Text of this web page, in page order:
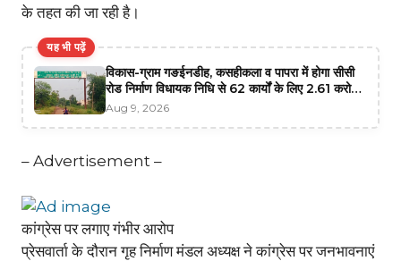
के तहत की जा रही है।
यह भी पढ़ें
विकास-ग्राम गङईनडीह, कसहीकला व पापरा में होगा सीसी
रोड निर्माण विधायक निधि से 62 कार्यों के लिए 2.61 करोड़
स्वीकृत
Aug 9, 2026
– Advertisement –
कांग्रेस पर लगाए गंभीर आरोप
प्रेसवार्ता के दौरान गृह निर्माण मंडल अध्यक्ष ने कांग्रेस पर जनभावनाएं